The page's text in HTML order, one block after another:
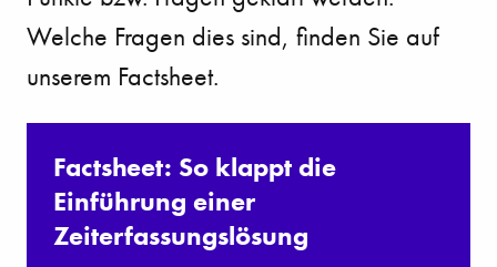
Welche Fragen dies sind, finden Sie auf
unserem Factsheet.
Factsheet: So klappt die
Einführung einer
Zeiterfassungslösung